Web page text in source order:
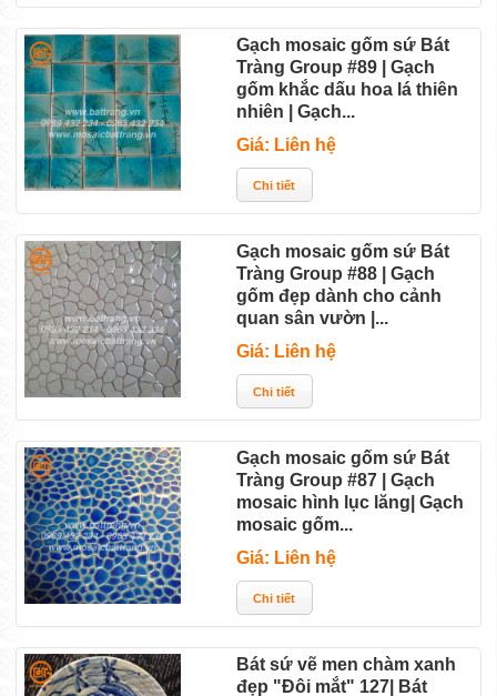
Gạch mosaic gốm sứ Bát
Tràng Group #89 | Gạch
gốm khắc dấu hoa lá thiên
nhiên | Gạch...
Giá: Liên hệ
Gạch mosaic gốm sứ Bát
Tràng Group #88 | Gạch
gốm đẹp dành cho cảnh
quan sân vườn |...
Giá: Liên hệ
Gạch mosaic gốm sứ Bát
Tràng Group #87 | Gạch
mosaic hình lục lăng| Gạch
mosaic gốm...
Giá: Liên hệ
Bát sứ vẽ men chàm xanh
đẹp "Đôi mắt" 127| Bát